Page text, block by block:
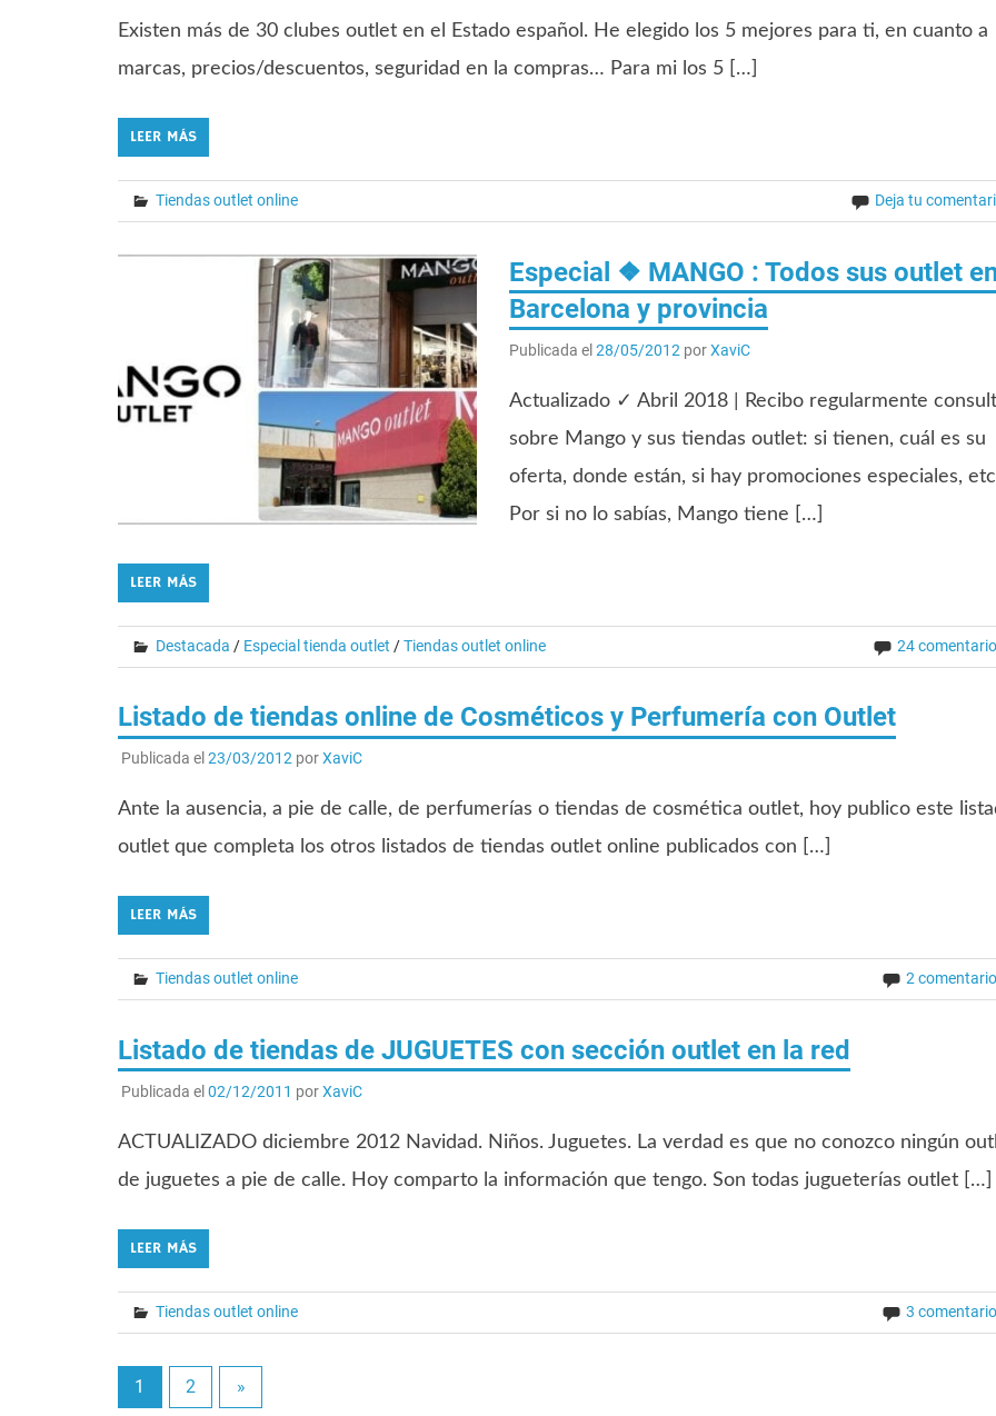
Existen más de 30 clubes outlet en el Estado español. He elegido los 5 mejores para ti, en cuanto a
marcas, precios/descuentos, seguridad en la compras… Para mi los 5 […]
LEER MÁS
Tiendas outlet online Deja tu
Especial ❖ MANGO : Todos sus outlet
Barcelona y provincia
Publicada el28/05/2012 porXaviC
Actualizado ✓ Abril 2018 | Recibo regularmente
sobre Mango y sus tiendas outlet: si tienen, cuál es su
oferta, donde están, si hay promociones especiales,
Por si no lo sabías, Mango tiene […]
LEER MÁS
Destacada / Especial tienda outlet /Tiendas outlet online 24
Listado de tiendas online de Cosméticos y Perfumería con Outlet
Publicada el 23/03/2012 porXaviC
Ante la ausencia, a pie de calle, de perfumerías o tiendas de cosmética outlet, hoy publico este
outlet que completa los otros listados de tiendas outlet online publicados con […]
LEER MÁS
Tiendas outlet online 2
Listado de tiendas de JUGUETES con sección outlet en la red
Publicada el 02/12/2011 porXaviC
ACTUALIZADO diciembre 2012 Navidad. Niños. Juguetes. La verdad es que no conozco ningún
de juguetes a pie de calle. Hoy comparto la información que tengo. Son todas jugueterías outlet […]
LEER MÁS
Tiendas outlet online 3
1 2 »